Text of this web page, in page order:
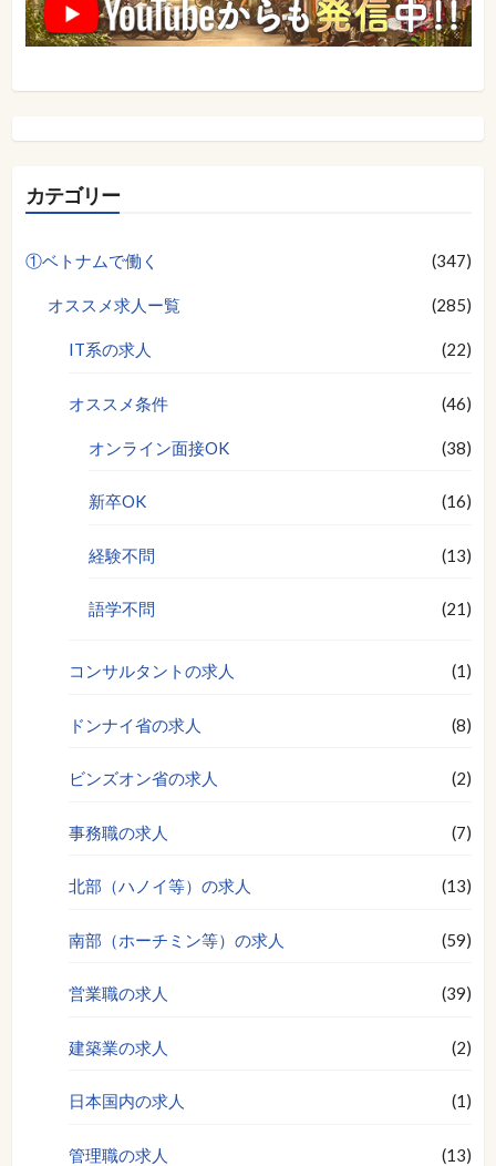
カテゴリー
①ベトナムで働く (347)
オススメ求人ー覧 (285)
IT系の求人 (22)
オススメ条件 (46)
オンライン面接OK (38)
新卒OK (16)
経験不問 (13)
語学不問 (21)
コンサルタントの求人 (1)
ドンナイ省の求人 (8)
ビンズオン省の求人 (2)
事務職の求人 (7)
北部（ハノイ等）の求人 (13)
南部（ホーチミン等）の求人 (59)
営業職の求人 (39)
建築業の求人 (2)
日本国内の求人 (1)
管理職の求人 (13)